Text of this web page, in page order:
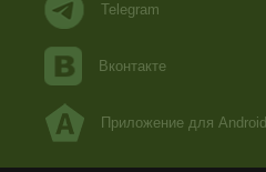
Telegram
Вконтакте
Приложение для Android